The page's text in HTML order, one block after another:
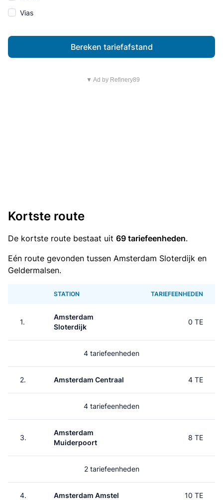
Vias
Bereken tariefafstand
▼ Ad by Refinery89
Kortste route
De kortste route bestaat uit 69 tariefeenheden.
Eén route gevonden tussen Amsterdam Sloterdijk en
Geldermalsen.
STATION TARIEFEENHEDEN
1.
Amsterdam
Sloterdijk
0 TE
4 tariefeenheden
2. Amsterdam Centraal 4 TE
4 tariefeenheden
3.
Amsterdam
Muiderpoort
8 TE
2 tariefeenheden
4. Amsterdam Amstel 10 TE